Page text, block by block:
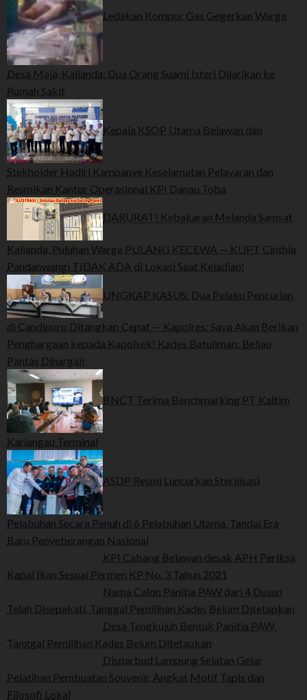
Ledakan Kompor Gas Gegerkan Warga
Desa Maja, Kalianda: Dua Orang Suami Isteri Dilarikan ke
Rumah Sakit
Kepala KSOP Utama Belawan dan
Stekholder Hadiri Kampanye Keselamatan Pelayaran dan
Resmikan Kantor Operasional KPI Danau Toba
DARURAT! Kebakaran Melanda Samsat
Kalianda, Puluhan Warga PULANG KECEWA — KUPT Cinthia
Pandanwangi TIDAK ADA di Lokasi Saat Kejadian!
UNGKAP KASUS: Dua Pelaku Pencurian
di Candipuro Ditangkap Cepat — Kapolres: Saya Akan Berikan
Penghargaan kepada Kapolsek! Kades Batuliman: Beliau
Pantas Dihargai!
BNCT Terima Benchmarking PT Kaltim
Kariangau Terminal
ASDP Resmi Luncurkan Sterilisasi
Pelabuhan Secara Penuh di 6 Pelabuhan Utama, Tandai Era
Baru Penyeberangan Nasional
KPI Cabang Belawan desak APH Periksa
Kapal Ikan Sesuai Permen KP No. 3 Tahun 2021
Nama Calon Panitia PAW dari 4 Dusun
Telah Disepakati, Tanggal Pemilihan Kades Belum Ditetapkan
Desa Tengkujuh Bentuk Panitia PAW,
Tanggal Pemilihan Kades Belum Ditetapkan
Disparbud Lampung Selatan Gelar
Pelatihan Pembuatan Souvenir, Angkat Motif Tapis dan
Filosofi Lokal